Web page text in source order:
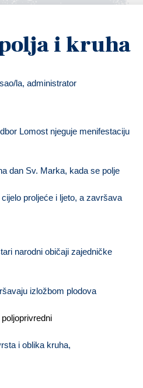
i kruha
la, administrator
Lomost njeguje menifestaciju
dan Sv. Marka, kada se polje
proljeće i ljeto, a završava
narodni običaji zajedničke
izložbom plodova
i oblika kruha,